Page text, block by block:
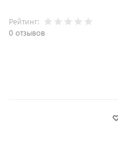
Рейтинг:
0 отзывов